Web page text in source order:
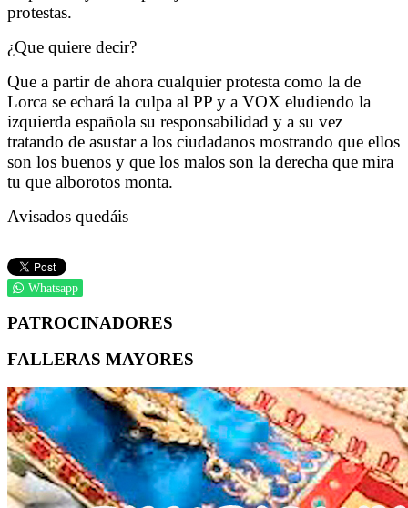
protestas.
¿Que quiere decir?
Que a partir de ahora cualquier protesta como la de
Lorca se echará la culpa al PP y a VOX eludiendo la
izquierda española su responsabilidad y a su vez
tratando de asustar a los ciudadanos mostrando que ellos
son los buenos y que los malos son la derecha que mira
tu que alborotos monta.
Avisados quedáis
Whatsapp
PATROCINADORES
FALLERAS MAYORES